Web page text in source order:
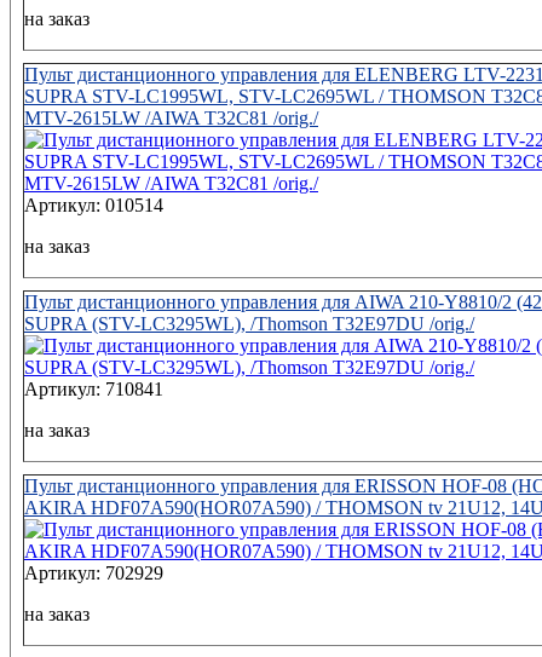
на заказ
Пульт дистанционного управления для ELENBERG LTV-
SUPRA STV-LC1995WL, STV-LC2695WL / THOMSON
MTV-2615LW /AIWA T32C81 /orig./
Артикул: 010514
на заказ
Пульт дистанционного управления для AIWA 210-Y8810/2
SUPRA (STV-LC3295WL), /Thomson T32E97DU /orig./
Артикул: 710841
на заказ
Пульт дистанционного управления для ERISSON HOF-08
AKIRA HDF07A590(HOR07A590) / THOMSON tv 21U12,
Артикул: 702929
на заказ